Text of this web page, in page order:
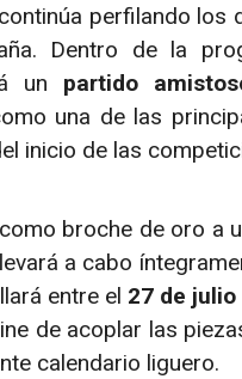
continúa perfilando los
Dentro de la
un partido
una de las
inicio de las
broche de oro a
a cabo
entre el 27 de
de acoplar las
calendario liguero.